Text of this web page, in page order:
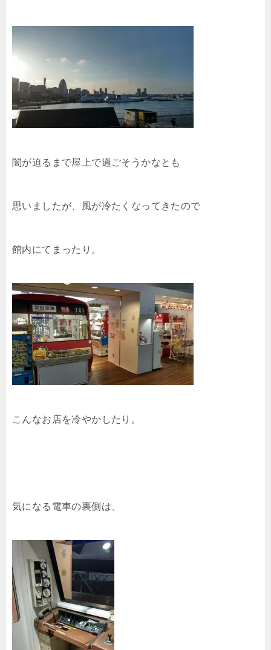
闇が迫るまで屋上で過ごそうかなとも
思いましたが、風が冷たくなってきたので
館内にてまったり。
こんなお店を冷やかしたり。
気になる電車の裏側は、